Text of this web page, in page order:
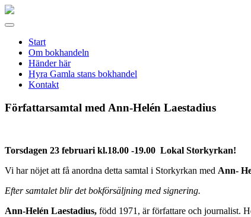
Gamla
Meny
Start
Om bokhandeln
Händer här
Hyra Gamla stans bokhandel
Kontakt
Författarsamtal med Ann-Helén Laestadius
Torsdagen 23 februari kl.18.00 -19.00 Lokal Storkyrkan!
Vi har nöjet att få anordna detta samtal i Storkyrkan med Ann-
Efter samtalet blir det bokförsäljning med signering.
Ann-Helén Laestadius, född 1971, är författare och journalist.